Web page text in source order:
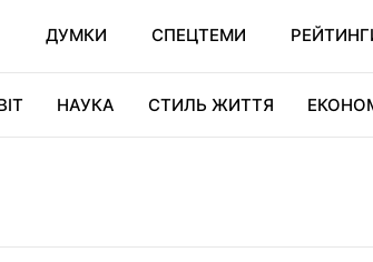
ДУМКИ СПЕЦТЕМИ
НАУКА СТИЛЬ ЖИТТЯ